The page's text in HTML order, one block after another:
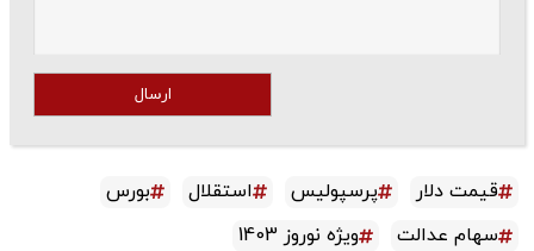
ارسال
قیمت دلار پرسپولیس استقلال
بورس
سهام عدالت
ویژه نوروز 1403